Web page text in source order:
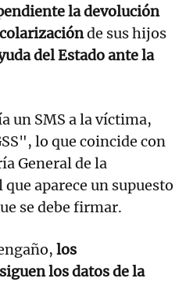
la devolución
de sus hijos
del Estado ante la
un SMS a la víctima,
lo que coincide con
General de la
aparece un supuesto
se debe firmar.
los
los datos de la